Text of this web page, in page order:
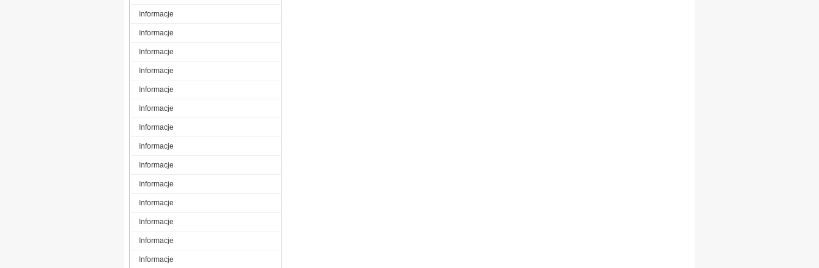
Informacje
Informacje
Informacje
Informacje
Informacje
Informacje
Informacje
Informacje
Informacje
Informacje
Informacje
Informacje
Informacje
Informacje